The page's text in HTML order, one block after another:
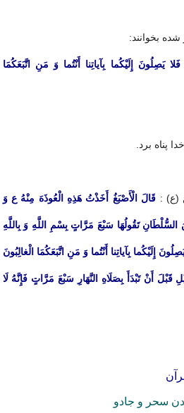
إِلَیْکُما بِآیاتِنا أَنْتُما وَ مَنِ اتَّبَعَکُمَا
پناه برد.
(ع‏) : قَالَ الْأَصْبَغُ أَخَذْتُ هَذِهِ الْعُوذَهَ مِنْهُ ع وَ
تَقُولُهَا سَبْعَ مَرَّاتٍ بِسْمِ اللَّهِ وَ بِاللَّهِ‏
بِآیاتِنا أَنْتُما وَ مَنِ اتَّبَعَکُمَا الْغالِبُونَ‏
أَنْ تَبْدَأَ بِصَلَاهِ النَّهَارِ سَبْعَ مَرَّاتٍ فَإِنَّهُ لَا